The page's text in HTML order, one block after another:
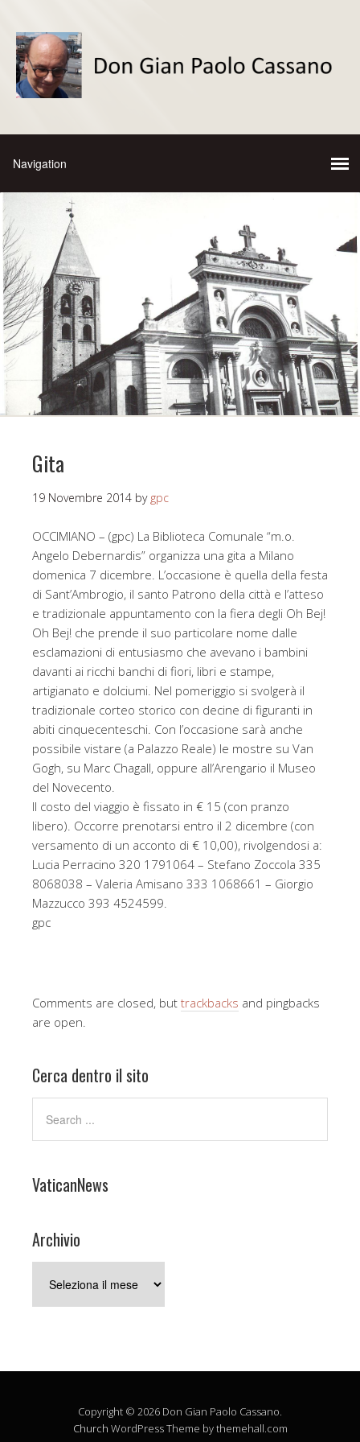
Gita
19 Novembre 2014 by gpc
OCCIMIANO – (gpc) La Biblioteca Comunale “m.o.
Angelo Debernardis” organizza una gita a Milano
domenica 7 dicembre. L’occasione è quella della festa
di Sant’Ambrogio, il santo Patrono della città e l’atteso
e tradizionale appuntamento con la fiera degli Oh Bej!
Oh Bej! che prende il suo particolare nome dalle
esclamazioni di entusiasmo che avevano i bambini
davanti ai ricchi banchi di fiori, libri e stampe,
artigianato e dolciumi. Nel pomeriggio si svolgerà il
tradizionale corteo storico con decine di figuranti in
abiti cinquecenteschi. Con l’occasione sarà anche
possibile vistare (a Palazzo Reale) le mostre su Van
Gogh, su Marc Chagall, oppure all’Arengario il Museo
del Novecento.
Il costo del viaggio è fissato in € 15 (con pranzo
libero). Occorre prenotarsi entro il 2 dicembre (con
versamento di un acconto di € 10,00), rivolgendosi a:
Lucia Perracino 320 1791064 – Stefano Zoccola 335
8068038 – Valeria Amisano 333 1068661 – Giorgio
Mazzucco 393 4524599.
gpc
Comments are closed, but trackbacks and pingbacks
are open.
Cerca dentro il sito
VaticanNews
Archivio
Copyright © 2026 Don Gian Paolo Cassano.
Church WordPress Theme by themehall.com